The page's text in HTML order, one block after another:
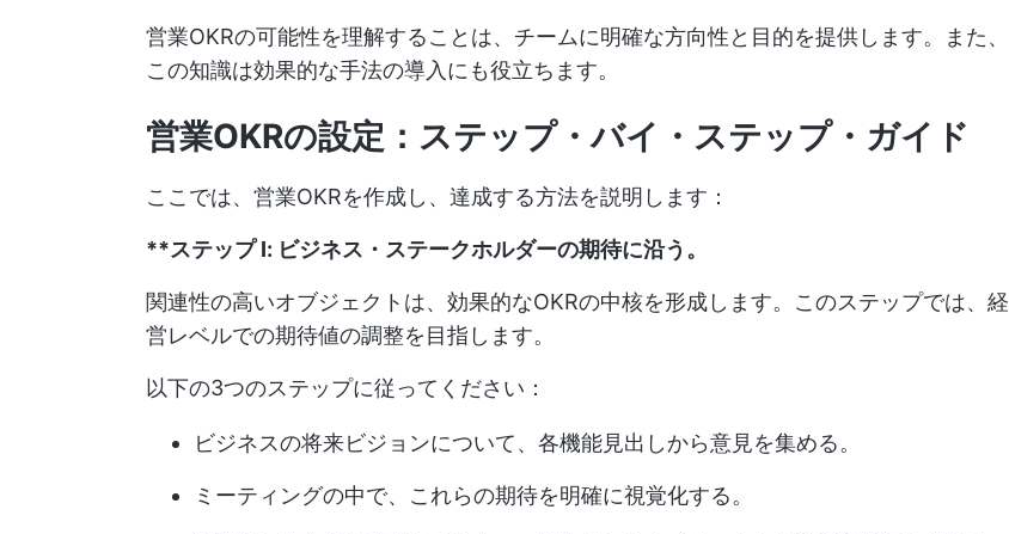
営業OKRの可能性を理解することは、チームに明確な方向性と目的を提供します。また、
この知識は効果的な手法の導入にも役立ちます。
営業OKRの設定：ステップ・バイ・ステップ・ガイド
ここでは、営業OKRを作成し、達成する方法を説明します：
**ステップ I: ビジネス・ステークホルダーの期待に沿う。
関連性の高いオブジェクトは、効果的なOKRの中核を形成します。このステップでは、経
営レベルでの期待値の調整を目指します。
以下の3つのステップに従ってください：
ビジネスの将来ビジョンについて、各機能見出しから意見を集める。
ミーティングの中で、これらの期待を明確に視覚化する。